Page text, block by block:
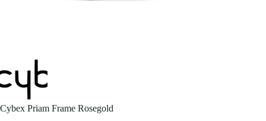
Cybex Priam Frame Rosegold